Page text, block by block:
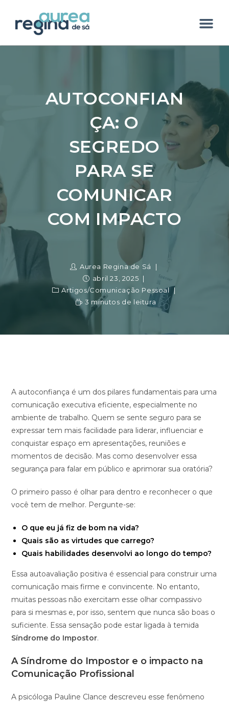
AUTOCONFIAN
ÇA: O
SEGREDO
PARA SE
COMUNICAR
COM IMPACTO
Aurea Regina de Sá
abril 23, 2025
Artigos/Comunicação Pessoal
3 minutos de leitura
A autoconfiança é um dos pilares fundamentais para uma
comunicação executiva eficiente, especialmente no
ambiente de trabalho. Quem se sente seguro para se
expressar tem mais facilidade para liderar, influenciar e
conquistar espaço em apresentações, reuniões e
momentos de decisão. Mas como desenvolver essa
segurança para falar em público e aprimorar sua oratória?
O primeiro passo é olhar para dentro e reconhecer o que
você tem de melhor. Pergunte-se:
O que eu já fiz de bom na vida?
Quais são as virtudes que carrego?
Quais habilidades desenvolvi ao longo do tempo?
Essa autoavaliação positiva é essencial para construir uma
comunicação mais firme e convincente. No entanto,
muitas pessoas não exercitam esse olhar compassivo
para si mesmas e, por isso, sentem que nunca são boas o
suficiente. Essa sensação pode estar ligada à temida
Síndrome do Impostor.
A Síndrome do Impostor e o impacto na
Comunicação Profissional
A psicóloga Pauline Clance descreveu esse fenômeno